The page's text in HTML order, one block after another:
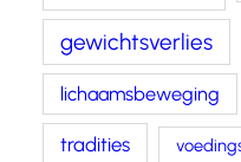
gewichtsverlies
lichaamsbeweging
tradities